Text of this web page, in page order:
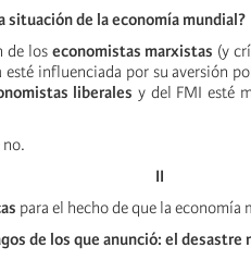
situación de la economía mundial?
de loseconomistas marxistas (y
influenciada por su aversión
liberales y del FMI esté
no.
II
para el hecho de que la economía
de los que anunció: el desastre